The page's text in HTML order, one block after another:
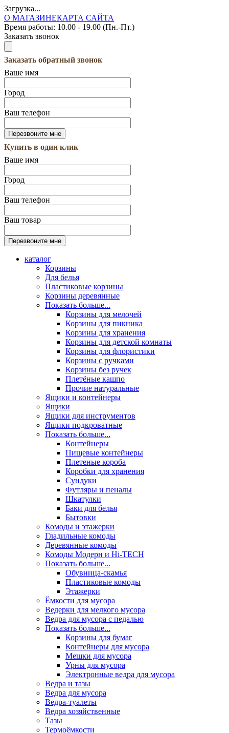
Загрузка...
О МАГАЗИНЕКАРТА САЙТА
Время работы: 10.00 - 19.00 (Пн.-Пт.)
Заказать звонок
Заказать обратный звонок
Ваше имя
Город
Ваш телефон
Купить в один клик
Ваше имя
Город
Ваш телефон
Ваш товар
каталог
Корзины
Для белья
Пластиковые корзины
Корзины деревянные
Показать больше...
Корзины для мелочей
Корзины для пикника
Корзины для хранения
Корзины для детской комнаты
Корзины для флористики
Корзины с ручками
Корзины без ручек
Плетёные кашпо
Прочие натуральные
Ящики и контейнеры
Ящики
Ящики для инструментов
Ящики подкроватные
Показать больше...
Контейнеры
Пищевые контейнеры
Плетеные короба
Коробки для хранения
Сундуки
Футляры и пеналы
Шкатулки
Баки для белья
Бытовки
Комоды и этажерки
Гладильные комоды
Деревянные комоды
Комоды Модерн и Hi-TECH
Показать больше...
Обувница-скамья
Пластиковые комоды
Этажерки
Ёмкости для мусора
Ведерки для мелкого мусора
Ведра для мусора с педалью
Показать больше...
Корзины для бумаг
Контейнеры для мусора
Мешки для мусора
Урны для мусора
Электронные ведра для мусора
Ведра и тазы
Ведра для мусора
Ведра-туалеты
Ведра хозяйственные
Тазы
Термоёмкости